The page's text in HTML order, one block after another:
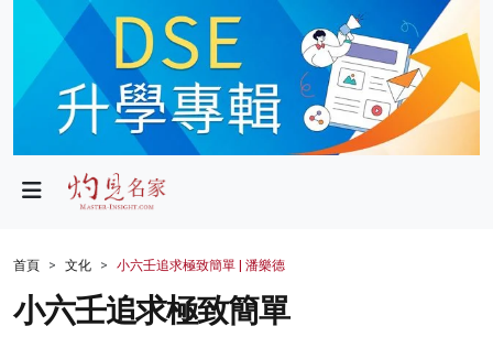
政局
財經
生活
首頁 文化 小六壬追求極致簡單 | 潘樂德
小六壬追求極致簡單